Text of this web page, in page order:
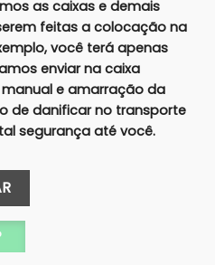
as caixas e demais
feitas a colocação na
você terá apenas
enviar na caixa
e amarração da
de danificar no transporte
segurança até você.
Mãe – Cartonagem / verniz